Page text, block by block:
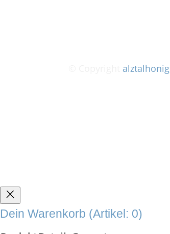
alztalhonig
Dein Warenkorb (Artikel: 0)